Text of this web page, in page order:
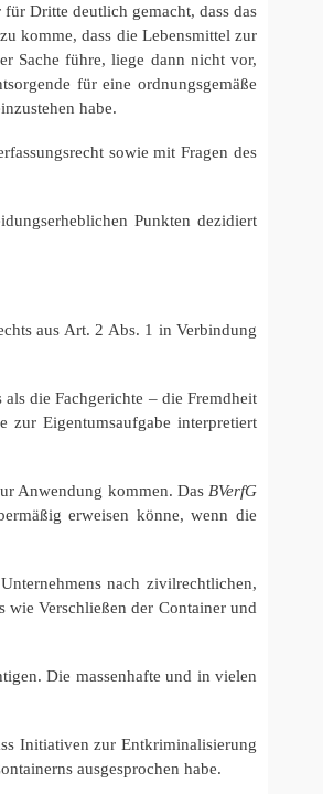
Dritte deutlich gemacht, dass das
komme, dass die Lebensmittel zur
Sache führe, liege dann nicht vor,
für eine ordnungsgemäße
habe.
sowie mit Fragen des
Punkten dezidiert
aus Art. 2 Abs. 1 in Verbindung
die Fachgerichte – die Fremdheit
zur Eigentumsaufgabe interpretiert
Anwendung kommen. Das BVerfG
erweisen könne, wenn die
nach zivilrechtlichen,
Verschließen der Container und
Die massenhafte und in vielen
Initiativen zur Entkriminalisierung
ausgesprochen habe.